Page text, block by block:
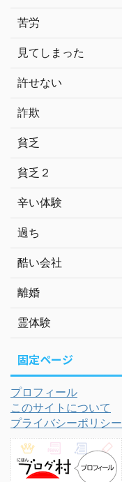
苦労
見てしまった
許せない
詐欺
貧乏
貧乏２
辛い体験
過ち
酷い会社
離婚
霊体験
固定ページ
プロフィール
このサイトについて
プライバシーポリシー